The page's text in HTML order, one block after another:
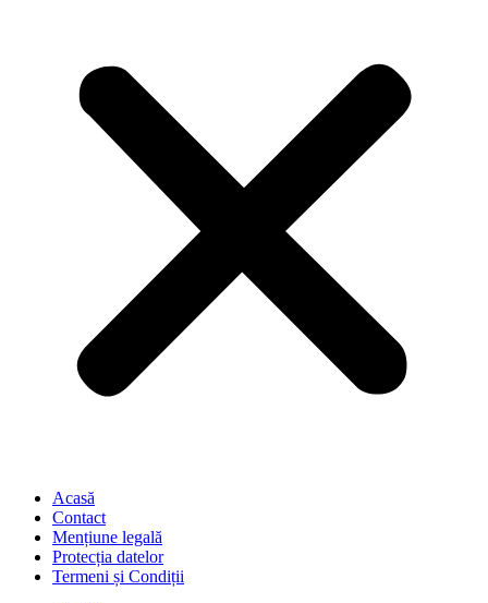
Acasă
Contact
Mențiune legală
Protecția datelor
Termeni și Condiții